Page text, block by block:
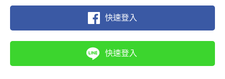
快速登入
快速登入